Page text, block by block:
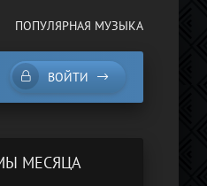
ПОПУЛЯРНАЯ МУЗЫКА
ВОЙТИ
МЕСЯЦА